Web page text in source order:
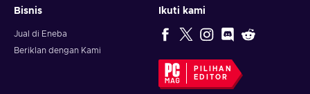
Bisnis
Jual di Eneba
Beriklan dengan Kami
Ikuti kami
PILIHAN
EDITOR